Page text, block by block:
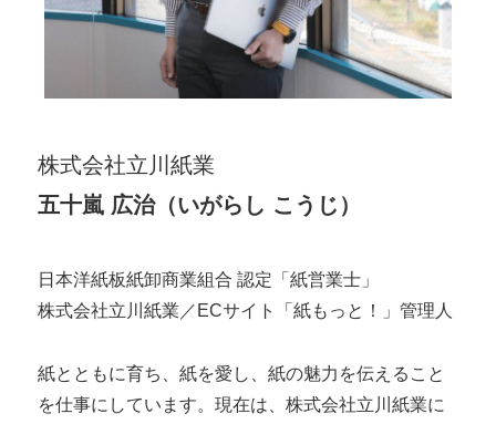
株式会社立川紙業
五十嵐 広治（いがらし こうじ）
日本洋紙板紙卸商業組合 認定「紙営業士」
株式会社立川紙業／ECサイト「紙もっと！」管理人
紙とともに育ち、紙を愛し、紙の魅力を伝えること
を仕事にしています。現在は、株式会社立川紙業に